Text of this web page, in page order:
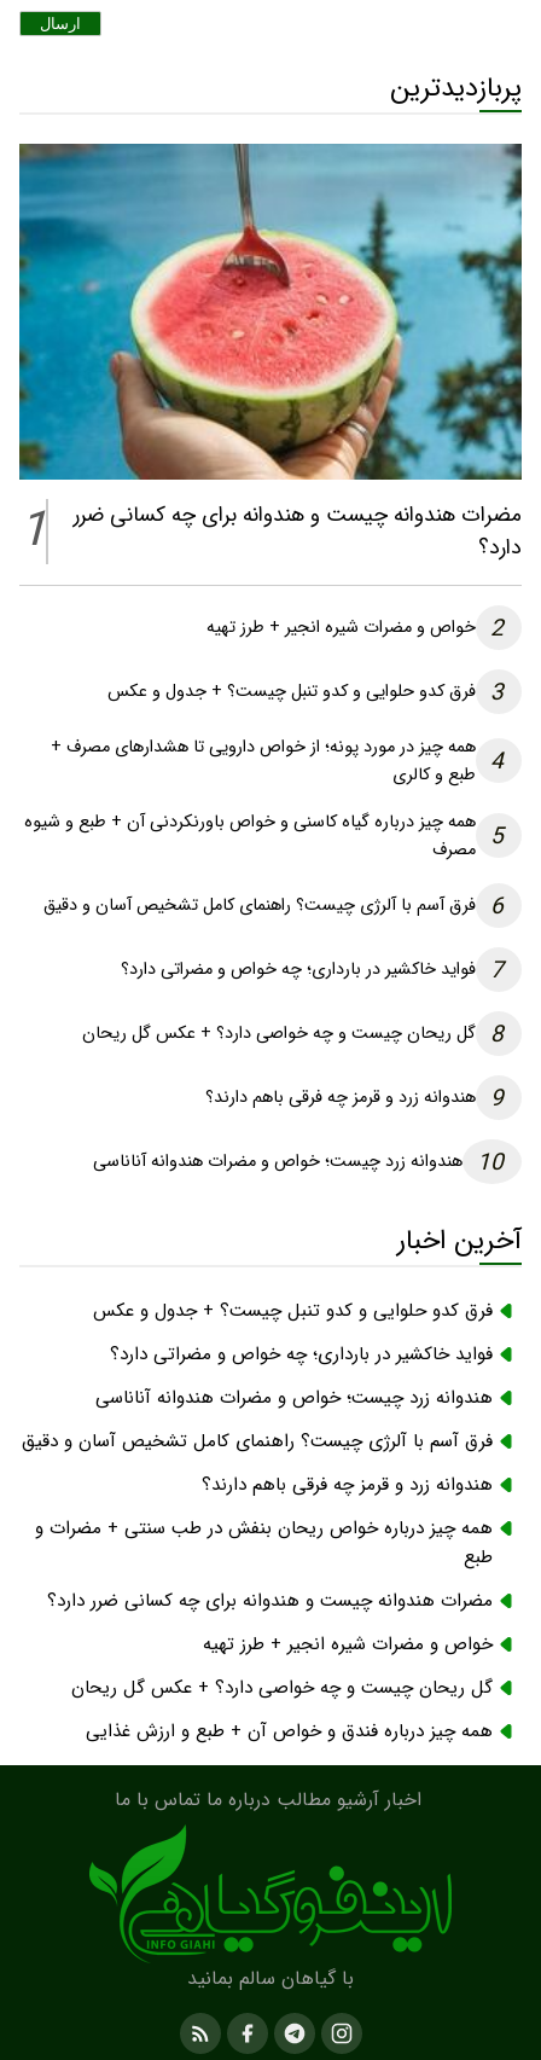
ارسال
پربازدیدترین
مضرات هندوانه چیست و هندوانه برای چه کسانی ضرر
دارد؟
1
2 خواص و مضرات شیره انجیر + طرز تهیه
3 فرق کدو حلوایی و کدو تنبل چیست؟ + جدول و عکس
4 همه چیز در مورد پونه؛ از خواص دارویی تا هشدارهای مصرف +
طبع و کالری
5
همه چیز درباره گیاه کاسنی و خواص باورنکردنی آن + طبع و شیوه
مصرف
6 فرق آسم با آلرژی چیست؟ راهنمای کامل تشخیص آسان و دقیق
7 فواید خاکشیر در بارداری؛ چه خواص و مضراتی دارد؟
8 گل ریحان چیست و چه خواصی دارد؟ + عکس گل ریحان
9 هندوانه زرد و قرمز چه فرقی باهم دارند؟
10 هندوانه زرد چیست؛ خواص و مضرات هندوانه آناناسی
آخرین اخبار
فرق کدو حلوایی و کدو تنبل چیست؟ + جدول و عکس
فواید خاکشیر در بارداری؛ چه خواص و مضراتی دارد؟
هندوانه زرد چیست؛ خواص و مضرات هندوانه آناناسی
فرق آسم با آلرژی چیست؟ راهنمای کامل تشخیص آسان و دقیق
هندوانه زرد و قرمز چه فرقی باهم دارند؟
همه چیز درباره خواص ریحان بنفش در طب سنتی + مضرات و
طبع
مضرات هندوانه چیست و هندوانه برای چه کسانی ضرر دارد؟
خواص و مضرات شیره انجیر + طرز تهیه
گل ریحان چیست و چه خواصی دارد؟ + عکس گل ریحان
همه چیز درباره فندق و خواص آن + طبع و ارزش غذایی
اخبار آرشیو مطالب درباره ما تماس با ما
با گیاهان سالم بمانید